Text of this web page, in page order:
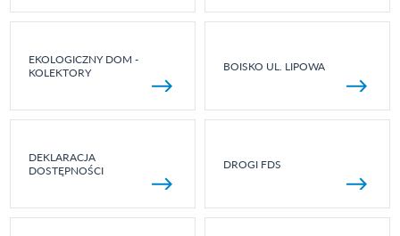
EKOLOGICZNY DOM -
KOLEKTORY
BOISKO UL. LIPOWA
DEKLARACJA
DOSTĘPNOŚCI
DROGI FDS